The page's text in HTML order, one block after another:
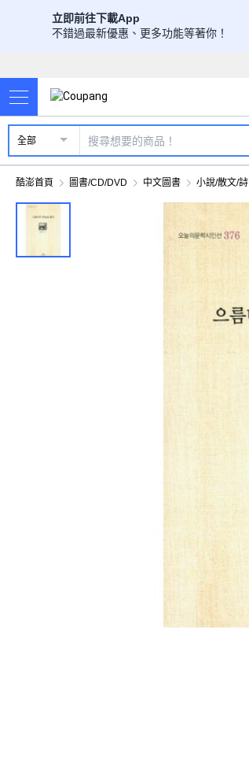
立即前往下載App
不錯過最新優惠、更多功能等著你！
全部
酷澎首頁 圖書/CD/DVD 中文圖書 小說/散文/詩